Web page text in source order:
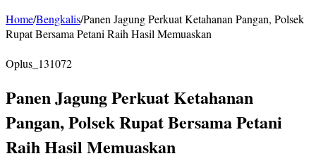
Home/Bengkalis/Panen Jagung Perkuat Ketahanan Pangan, Polsek
Rupat Bersama Petani Raih Hasil Memuaskan
Oplus_131072
Panen Jagung Perkuat Ketahanan
Pangan, Polsek Rupat Bersama Petani
Raih Hasil Memuaskan